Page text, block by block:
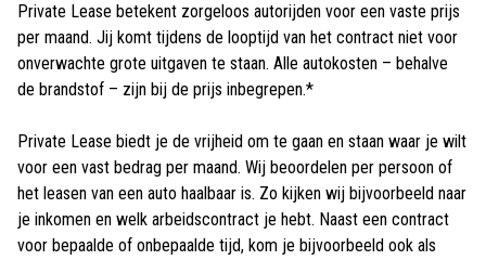
Private Lease betekent zorgeloos autorijden voor een vaste prijs
per maand. Jij komt tijdens de looptijd van het contract niet voor
onverwachte grote uitgaven te staan. Alle autokosten – behalve
de brandstof – zijn bij de prijs inbegrepen.*
Private Lease biedt je de vrijheid om te gaan en staan waar je wilt
voor een vast bedrag per maand. Wij beoordelen per persoon of
het leasen van een auto haalbaar is. Zo kijken wij bijvoorbeeld naar
je inkomen en welk arbeidscontract je hebt. Naast een contract
voor bepaalde of onbepaalde tijd, kom je bijvoorbeeld ook als